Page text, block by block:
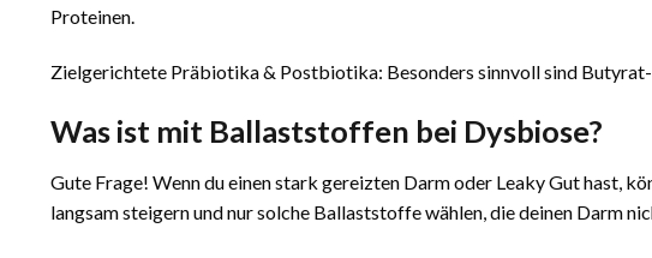
Proteinen.
Zielgerichtete Präbiotika & Postbiotika: Besonders sinnvoll sind
Was ist mit Ballaststoffen bei Dysbiose?
Gute Frage! Wenn du einen stark gereizten Darm oder Leaky Gut hast,
langsam steigern und nur solche Ballaststoffe wählen, die deinen Darm